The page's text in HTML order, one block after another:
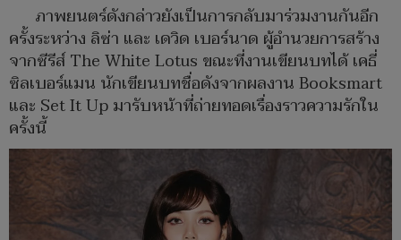
ภาพยนตร์ดังกล่าวยังเป็นการกลับมาร่วมงานกันอีก
ครั้งระหว่าง ลิซ่า และ เดวิด เบอร์นาด ผู้อำนวยการสร้าง
จากซีรีส์ The White Lotus ขณะที่งานเขียนบทได้ เคธี่
ซิลเบอร์แมน นักเขียนบทชื่อดังจากผลงาน Booksmart
และ Set It Up มารับหน้าที่ถ่ายทอดเรื่องราวความรักใน
ครั้งนี้